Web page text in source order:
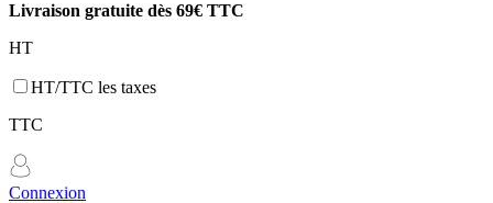
Livraison gratuite dès 69€ TTC
HT
HT/TTC les taxes
TTC
Connexion